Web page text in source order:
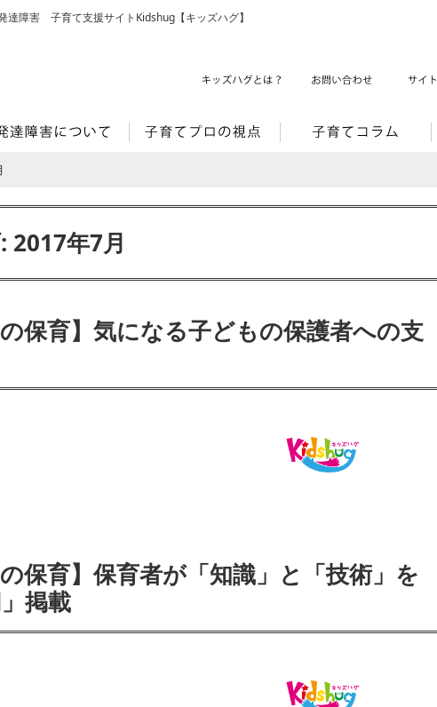
達障害 子育て支援サイトKidshug【キッズハグ】
2017年7月
の保育】気になる子どもの保護者への支
保育】保育者が「知識」と「技術」を
掲載